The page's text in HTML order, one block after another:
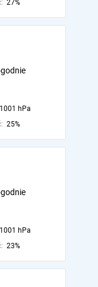
27%
1001 hPa
25%
1001 hPa
23%